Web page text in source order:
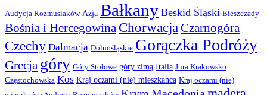
Audycja Rozmusiaków Azja Bałkany Beskid Śląski Bieszczady
Bośnia i Hercegowina ChorwacjaCzarnogóra
Czechy Dalmacja Dolnośląskie Gorączka Podróży
Grecja góry Góry Stołowe góry zimą Italia Jura Krakowsko
Częstochowska Kos Kraj oczami (nie) mieszkańca Kraj oczami (nie)